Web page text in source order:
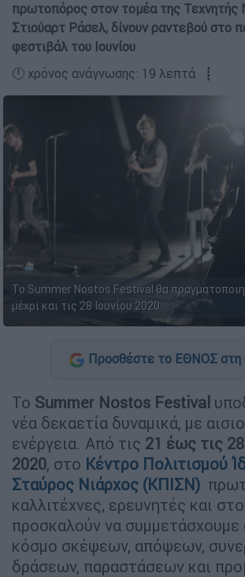
πρωτοπόρος στον τομέα της Τεχνητής
Στιούαρτ Ράσελ, δίνουν ραντεβού στο
φεστιβάλ του Ιουνίου
🕛 χρόνος ανάγνωσης: 19 λεπτά ┋
Το Summer Nostos Festival θα
μέχρι και τις 28 Ιουνίου 2020
Προσθέστε το ΕΘΝΟΣ στη
Το Summer Nostos Festival
νέα δεκαετία δυναμικά, με
ενέργεια. Από τις 21 έως τις
2020, στο Κέντρο Πολιτισμού
Σταύρος Νιάρχος (ΚΠΙΣΝ)
καλλιτέχνες, ερευνητές και
προσκαλούν να συμμετάσχουμε
κόσμο σκέψεων, απόψεων,
δράσεων, παραστάσεων και